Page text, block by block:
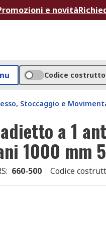
e novità
Codice
Stoccaggio e
a 1
1000 mm
: 660-500 Codice